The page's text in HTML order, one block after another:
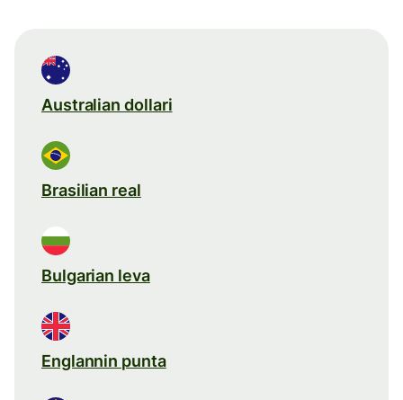
Australian dollari
Brasilian real
Bulgarian leva
Englannin punta